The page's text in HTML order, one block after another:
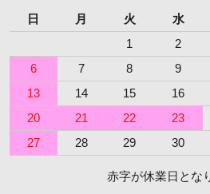
日 月 火 水
1
2
6
7 8 9
13
14 15 16
20
21 22 23
27
28 29 30
赤字が休業日とな